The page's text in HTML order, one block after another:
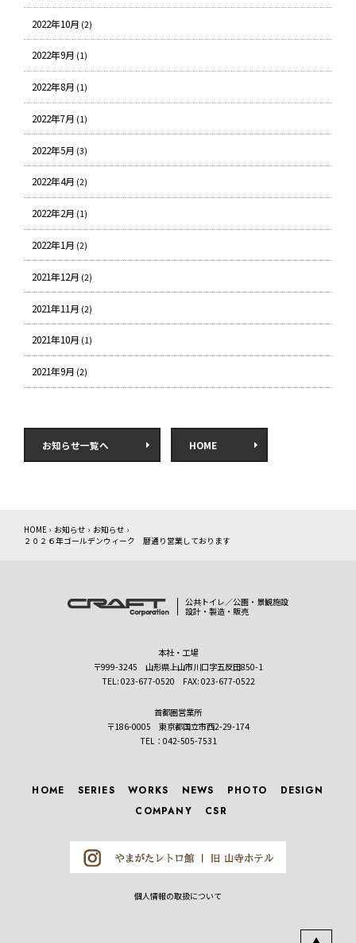
2022年10月 (2)
2022年9月 (1)
2022年8月 (1)
2022年7月 (1)
2022年5月 (3)
2022年4月 (2)
2022年2月 (1)
2022年1月 (2)
2021年12月 (2)
2021年11月 (2)
2021年10月 (1)
2021年9月 (2)
お知らせ一覧へ HOME
HOME › お知らせ › お知らせ ›
２０２６年ゴールデンウィーク 暦通り営業しております
公共トイレ／公園・景観施設
設計・製造・販売
本社・工場
〒999-3245 山形県上山市川口字五反田850-1
TEL: 023-677-0520 FAX: 023-677-0522
首都圏営業所
〒186-0005 東京都国立市西2-29-174
TEL：042-505-7531
HOME SERIES WORKS NEWS PHOTO
DESIGN
COMPANY
CSR
個人情報の取扱について